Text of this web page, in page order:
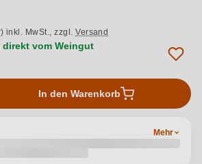
inkl. MwSt.,zzgl.Versand
vom Weingut
In den Warenkorb
Mehr